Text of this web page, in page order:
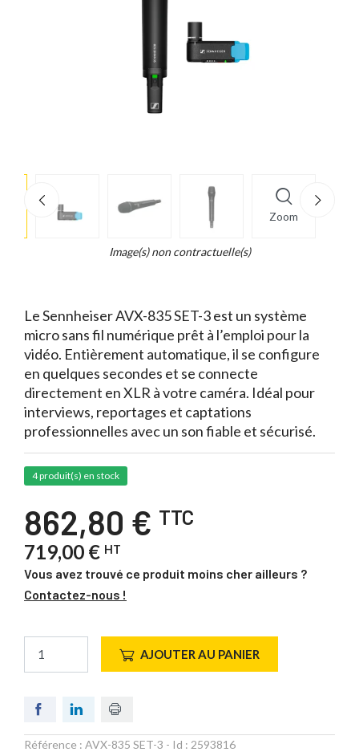
Zoom
Image(s) non contractuelle(s)
Le Sennheiser AVX-835 SET-3 est un système
micro sans fil numérique prêt à l’emploi pour la
vidéo. Entièrement automatique, il se configure
en quelques secondes et se connecte
directement en XLR à votre caméra. Idéal pour
interviews, reportages et captations
professionnelles avec un son fiable et sécurisé.
4 produit(s) en stock
862,80 € TTC
719,00 € HT
Vous avez trouvé ce produit moins cher ailleurs ?
Contactez-nous !
AJOUTER AU PANIER
Référence : AVX-835 SET-3 - Id : 2593816